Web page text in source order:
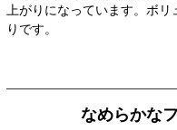
上がりになっています。ボ
りです。
なめらかな